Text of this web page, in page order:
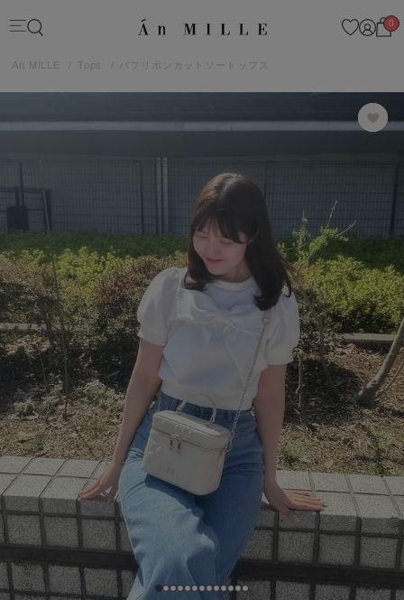
0
An MILLE Tops パフリボンカットソートップス